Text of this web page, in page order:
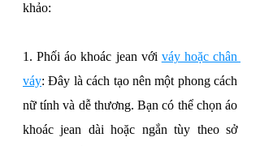
khảo:
1. Phối áo khoác jean với váy hoặc chân
váy: Đây là cách tạo nên một phong cách
nữ tính và dễ thương. Bạn có thể chọn áo
khoác jean dài hoặc ngắn tùy theo sở